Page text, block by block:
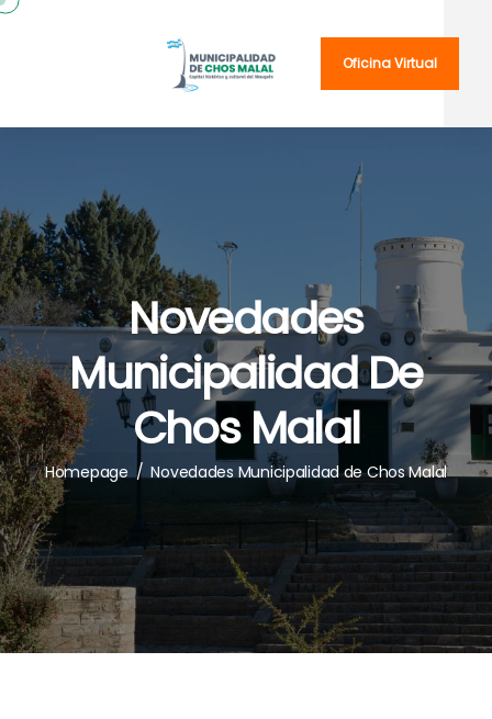
Oficina Virtual
Novedades
Municipalidad De
Chos Malal
Homepage / Novedades Municipalidad de Chos Malal